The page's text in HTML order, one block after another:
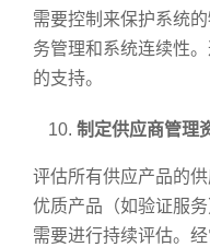
需要控制来保护系统
务管理和系统连续性
的支持。
制定供应商管理
评估所有供应产品的
优质产品（如验证服
需要进行持续评估。